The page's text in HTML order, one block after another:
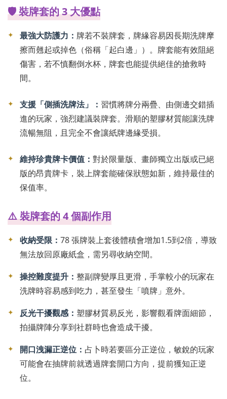
🛡️ 裝牌套的 3 大優點
✦ 最強大防護力： 牌若不裝牌套，牌緣容易因長期洗牌摩
擦而翹起或掉色（俗稱「起白邊」）。牌套能有效阻絕
傷害，若不慎翻倒水杯，牌套也能提供絕佳的搶救時
間。
✦ 支援「側插洗牌法」： 習慣將牌分兩疊、由側邊交錯插
進的玩家，強烈建議裝牌套。滑順的塑膠材質能讓洗牌
流暢無阻，且完全不會讓紙牌邊緣受損。
✦ 維持珍貴牌卡價值： 對於限量版、畫師獨立出版或已絕
版的昂貴牌卡，裝上牌套能確保狀態如新，維持最佳的
保值率。
⚠️ 裝牌套的 4 個副作用
✦ 收納受限： 78 張牌裝上套後體積會增加1.5到2倍，導致
無法放回原廠紙盒，需另尋收納空間。
✦ 操控難度提升： 整副牌變厚且更滑，手掌較小的玩家在
洗牌時容易感到吃力，甚至發生「噴牌」意外。
✦ 反光干擾觀感： 塑膠材質易反光，影響觀看牌面細節，
拍攝牌陣分享到社群時也會造成干擾。
✦ 開口洩漏正逆位： 占卜時若要區分正逆位，敏銳的玩家
可能會在抽牌前就透過牌套開口方向，提前獲知正逆
位。